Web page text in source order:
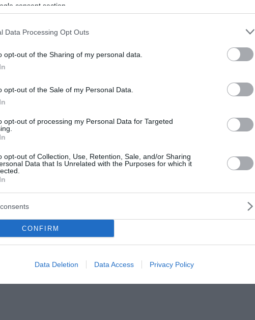
consent section.
Data Processing Opt Outs
opt-out of the Sharing of my personal data.
opt-out of the Sale of my Personal Data.
opt-out of processing my Personal Data for Targeted
opt-out of Collection, Use, Retention, Sale, and/or Sharing
Data that Is Unrelated with the Purposes for which it
CONFIRM
Data Deletion Data Access Privacy Policy
Οκτώ καταγγελίες
μέσα σε 20
προκαλέσει στη
καταγγελίες
για βιασμό μέσα σε 20
με τον πρόεδρο της
Γιαννάκο, η
Επείγοντα τ...
Ενισχύονται οι
πυροσβεστικές δυνάμεις
περιοχή Κολυμπάδα στη Σκύρο,
δίνουν μάχη με την φωτ...